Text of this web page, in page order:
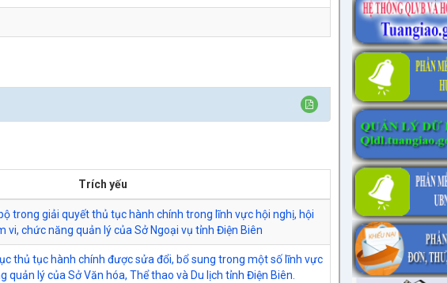
Trích yếu
trong giải quyết thủ tục hành chính trong lĩnh vực hội nghị, hội
vi, chức năng quản lý của Sở Ngoại vụ tỉnh Điện Biên
thủ tục hành chính được sửa đổi, bổ sung trong một số lĩnh vực
quản lý của Sở Văn hóa, Thể thao và Du lịch tỉnh Điện Biên.